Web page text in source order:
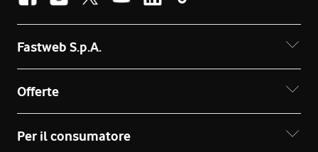
Fastweb S.p.A.
Offerte
Per il consumatore